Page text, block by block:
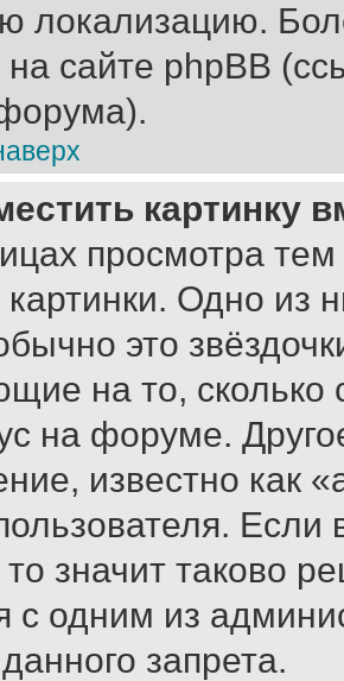
локализацию.
на сайте phpBB
картинку
просмотра
Одно из
это
на то,
на форуме.
известно как
значит таково
с одним из
запрета.